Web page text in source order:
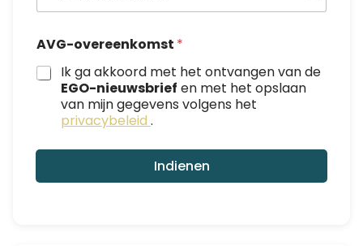
k
m
t
AVG-overeenkomst *
Ik ga akkoord met het ontvangen van de
EGO-nieuwsbrief en met het opslaan
van mijn gegevens volgens het
privacybeleid .
Indienen